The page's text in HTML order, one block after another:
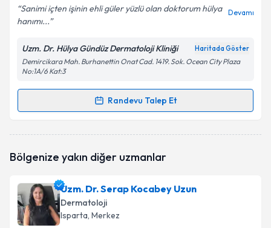
E-posta Adresiniz
Kişisel verilerimin işlenmesine ilişkinAydınlatma
Metni
kapsamda işlenmesini kabul ediyorum.
Sanimi içten işinin ehli güler yüzlü olan doktorum hülya
hanımı...
Devamı
Uzm. Dr. Hülya Gündüz Dermatoloji Kliniği Haritada Göster
Demircikara Mah. Burhanettin Onat Cad. 1419. Sok. Ocean City Plaza
No:1A/6 Kat:3
Randevu Talep Et
Randevu Takvimi Talebi
oluşturun. Size bu uzmandan randevu almanız için bir
E-posta Adresiniz
Bölgenize yakın diğer uzmanlar
Uzm. Dr. Serap Kocabey Uzun
Dermatoloji
Isparta, Merkez